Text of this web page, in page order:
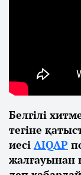
Белгілі
тегіне
иесі AIQAP
жалғауынан